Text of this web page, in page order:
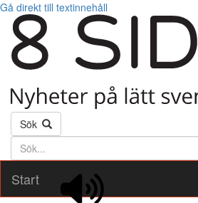
Gå direkt till textinnehåll
Sök
Söktext
Start